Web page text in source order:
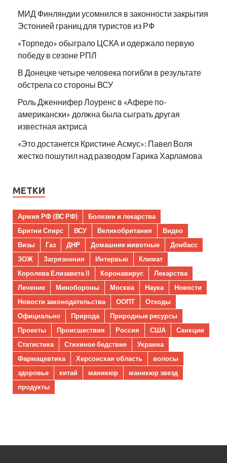
МИД Финляндии усомнился в законности закрытия
Эстонией границ для туристов из РФ
«Торпедо» обыграло ЦСКА и одержало первую
победу в сезоне РПЛ
В Донецке четыре человека погибли в результате
обстрела со стороны ВСУ
Роль Дженнифер Лоуренс в «Афере по-
американски» должна была сыграть другая
известная актриса
«Это достанется Кристине Асмус»: Павел Воля
жестко пошутил над разводом Гарика Харламова
МЕТКИ
Армия РФ (ВС РФ)
Болезни и лекарства
Бритни Спирс
ВСУ Великобритания
Видео
Визы
Газ ДНР Домашние животные
Донбасс
ЗОЖ
Загрязнения Интервью
Климат
Королева Елизавета II
Коронавирус
Лекарства
Лечение
Минобороны Москва Наука
Новости
Новости законодательства
ООПТ
Отходы
Официально
Природа
Природные ресурсы
Проекты
Происшествия Россия США
Санкции
Статистика
Стихиное бедствие
Украина
Фармацевтика
Херсонская область
волосы
здоровье
китай маникюр
маникюр звезд
продукты